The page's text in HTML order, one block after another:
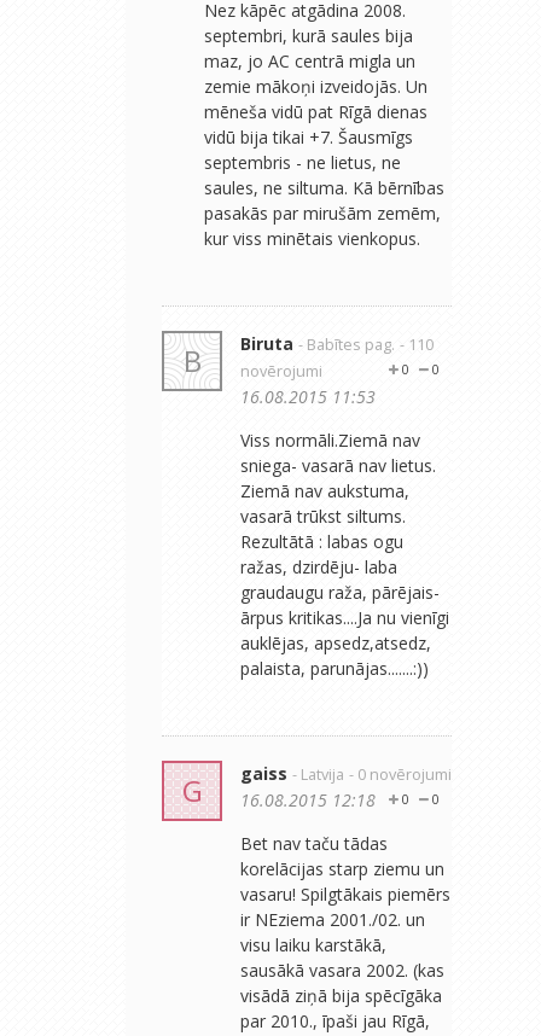
Nez kāpēc atgādina 2008.
septembri, kurā saules bija
maz, jo AC centrā migla un
zemie mākoņi izveidojās. Un
mēneša vidū pat Rīgā dienas
vidū bija tikai +7. Šausmīgs
septembris - ne lietus, ne
saules, ne siltuma. Kā bērnības
pasakās par mirušām zemēm,
kur viss minētais vienkopus.
B Biruta - Babītes pag. - 110
novērojumi
0
0
16.08.2015 11:53
Viss normāli.Ziemā nav
sniega- vasarā nav lietus.
Ziemā nav aukstuma,
vasarā trūkst siltums.
Rezultātā : labas ogu
ražas, dzirdēju- laba
graudaugu raža, pārējais-
ārpus kritikas....Ja nu vienīgi
auklējas, apsedz,atsedz,
palaista, parunājas.......:))
G gaiss - Latvija - 0 novērojumi
0
0
16.08.2015 12:18
Bet nav taču tādas
korelācijas starp ziemu un
vasaru! Spilgtākais piemērs
ir NEziema 2001./02. un
visu laiku karstākā,
sausākā vasara 2002. (kas
visādā ziņā bija spēcīgāka
par 2010., īpaši jau Rīgā,